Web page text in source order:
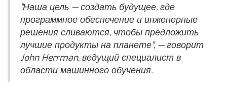
"Наша цель — создать будущее, где
программное обеспечение и инженерные
решения сливаются, чтобы предложить
лучшие продукты на планете", — говорит
John Herrman, ведущий специалист в
области машинного обучения.